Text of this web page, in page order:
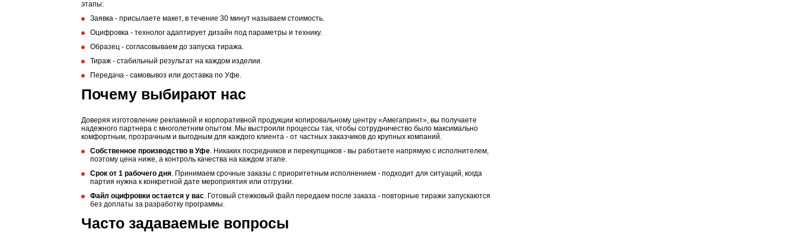
этапы:
Заявка - присылаете макет, в течение 30 минут называем стоимость.
Оцифровка - технолог адаптирует дизайн под параметры и технику.
Образец - согласовываем до запуска тиража.
Тираж - стабильный результат на каждом изделии.
Передача - самовывоз или доставка по Уфе.
Почему выбирают нас
Доверяя изготовление рекламной и корпоративной продукции копировальному центру «Амегапринт», вы получаете
надежного партнера с многолетним опытом. Мы выстроили процессы так, чтобы сотрудничество было максимально
комфортным, прозрачным и выгодным для каждого клиента - от частных заказчиков до крупных компаний.
Собственное производство в Уфе. Никаких посредников и перекупщиков - вы работаете напрямую с исполнителем,
поэтому цена ниже, а контроль качества на каждом этапе.
Срок от 1 рабочего дня. Принимаем срочные заказы с приоритетным исполнением - подходит для ситуаций, когда
партия нужна к конкретной дате мероприятия или отгрузки.
Файл оцифровки остается у вас. Готовый стежковый файл передаем после заказа - повторные тиражи запускаются
без доплаты за разработку программы.
Часто задаваемые вопросы